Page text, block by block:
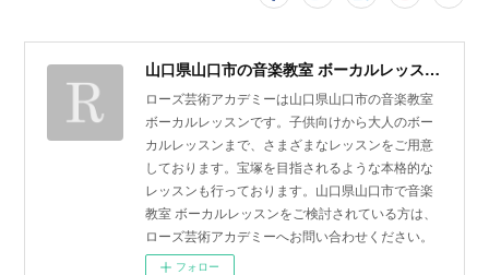
山口県山口市の音楽教室 ボーカルレッスン | ローズ芸術アカデミー
ローズ芸術アカデミーは山口県山口市の音楽教室
ボーカルレッスンです。子供向けから大人のボー
カルレッスンまで、さまざまなレッスンをご用意
しております。宝塚を目指されるような本格的な
レッスンも行っております。山口県山口市で音楽
教室 ボーカルレッスンをご検討されている方は、
ローズ芸術アカデミーへお問い合わせください。
フォロー